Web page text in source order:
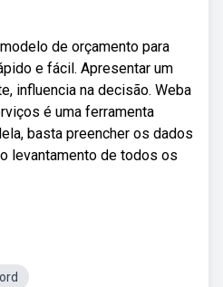
de orçamento para
e fácil. Apresentar um
influencia na decisão. Weba
é uma ferramenta
basta preencher os dados
levantamento de todos os